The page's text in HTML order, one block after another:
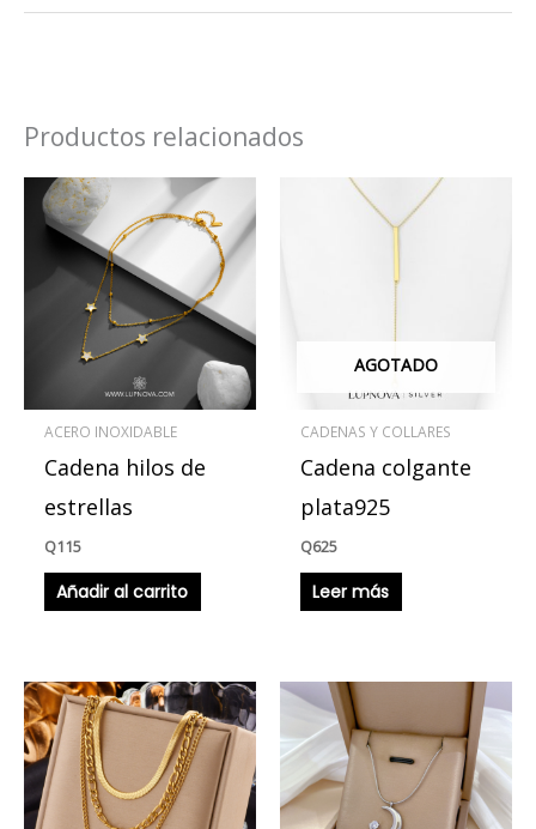
Productos relacionados
ACERO INOXIDABLE
Cadena hilos de
estrellas
Q115
Añadir al carrito
AGOTADO
CADENAS Y COLLARES
Cadena colgante
plata925
Q625
Leer más